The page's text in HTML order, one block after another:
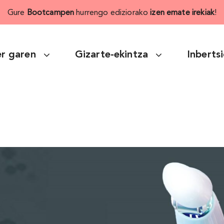
Gure Bootcampen hurrengo ediziorakoizen emate irekiak!
garen Gizarte-ekintza